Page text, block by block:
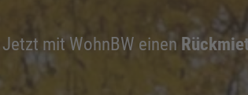
Jetzt mit WohnBW einen